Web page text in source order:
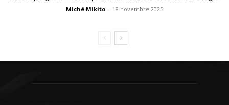
Miché Mikito - 18 novembre 2025